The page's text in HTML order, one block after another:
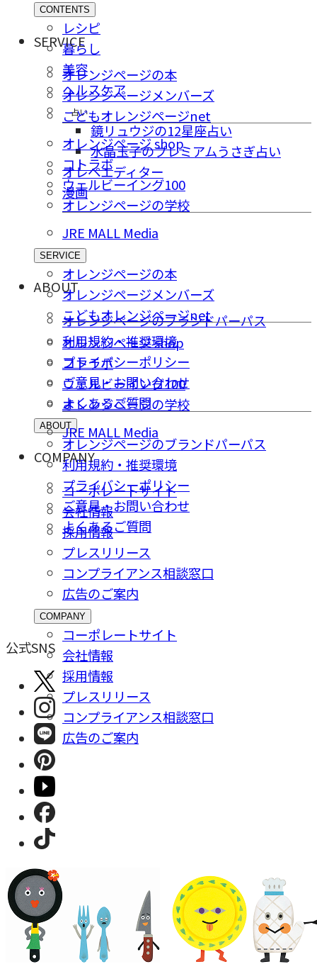
CONTENTS
レシピ
暮らし
美容
ヘルスケア
占い
鏡リュウジの12星座占い
水晶玉子のプレミアムうさぎ占い
オレペエディター
漫画
SERVICE
オレンジページの本
オレンジページメンバーズ
こどもオレンジページnet
オレンジページ shop
コトラボ
ウェルビーイング100
オレンジページの学校
JRE MALL Media
SERVICE
オレンジページの本
オレンジページメンバーズ
こどもオレンジページnet
オレンジページ shop
コトラボ
ウェルビーイング100
オレンジページの学校
JRE MALL Media
ABOUT
オレンジページのブランドパーパス
利用規約・推奨環境
プライバシーポリシー
ご意⾒・お問い合わせ
よくあるご質問
ABOUT
オレンジページのブランドパーパス
利用規約・推奨環境
プライバシーポリシー
ご意⾒・お問い合わせ
よくあるご質問
COMPANY
コーポレートサイト
会社情報
採⽤情報
プレスリリース
コンプライアンス相談窓⼝
広告のご案内
COMPANY
コーポレートサイト
会社情報
採⽤情報
プレスリリース
コンプライアンス相談窓⼝
広告のご案内
公式SNS